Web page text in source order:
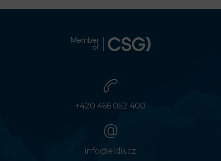
+420 466 052 400
info@eldis.cz